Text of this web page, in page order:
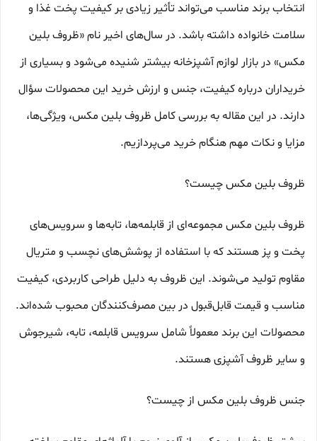
انتخاب برند مناسب می‌تواند تأثیر زیادی بر کیفیت پخت غذا و
سلامت خانواده داشته باشد. در سال‌های اخیر نام «ظروف بلین
مکس» در بازار لوازم آشپزخانه بیشتر شنیده می‌شود و بسیاری از
خریداران درباره کیفیت، جنس و ارزش خرید این محصولات سؤال
دارند. در این مقاله به بررسی کامل ظروف بلین مکس، ویژگی‌ها،
مزایا و نکات مهم هنگام خرید می‌پردازیم.
ظروف بلین مکس چیست؟
ظروف بلین مکس مجموعه‌ای از قابلمه‌ها، تابه‌ها و سرویس‌های
پخت و پز هستند که با استفاده از پوشش‌های نچسب و متریال
مقاوم تولید می‌شوند. این ظروف به دلیل طراحی کاربردی، کیفیت
مناسب و قیمت قابل‌قبول در بین مصرف‌کنندگان محبوب شده‌اند.
محصولات این برند معمولاً شامل سرویس قابلمه، تابه، شیرجوش
و سایر ظروف آشپزی هستند.
جنس ظروف بلین مکس از چیست؟